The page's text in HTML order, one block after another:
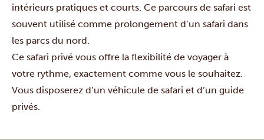
intérieurs pratiques et courts. Ce parcours de safari est
souvent utilisé comme prolongement d’un safari dans
les parcs du nord.
Ce safari privé vous offre la flexibilité de voyager à
votre rythme, exactement comme vous le souhaitez.
Vous disposerez d’un véhicule de safari et d’un guide
privés.